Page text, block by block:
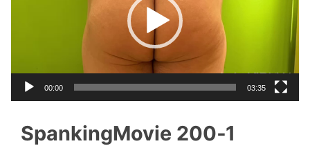
00:00 03:35
SpankingMovie 200‐1